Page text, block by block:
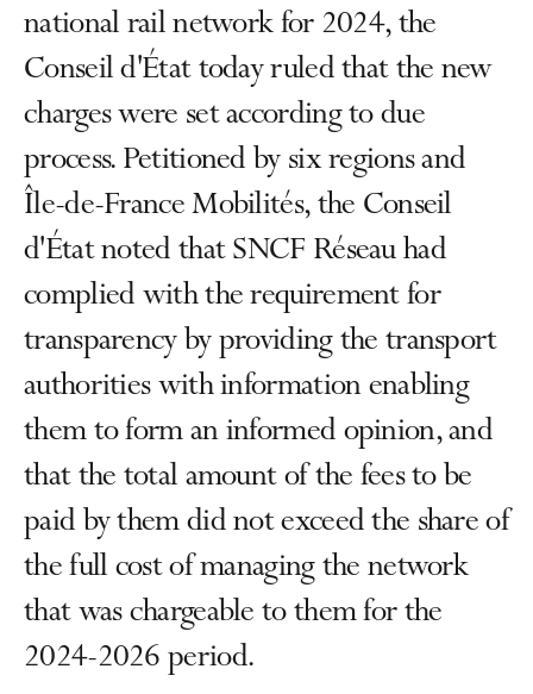
national rail network for 2024, the
Conseil d'État today ruled that the new
charges were set according to due
process. Petitioned by six regions and
Île-de-France Mobilités, the Conseil
d'État noted that SNCF Réseau had
complied with the requirement for
transparency by providing the transport
authorities with information enabling
them to form an informed opinion, and
that the total amount of the fees to be
paid by them did not exceed the share of
the full cost of managing the network
that was chargeable to them for the
2024-2026 period.